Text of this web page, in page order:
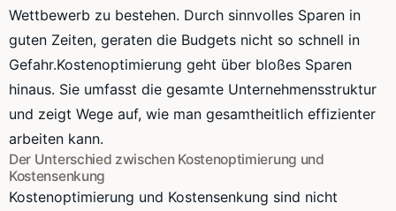
Wettbewerb zu bestehen. Durch sinnvolles Sparen in
guten Zeiten, geraten die Budgets nicht so schnell in
Gefahr.Kostenoptimierung geht über bloßes Sparen
hinaus. Sie umfasst die gesamte Unternehmensstruktur
und zeigt Wege auf, wie man gesamtheitlich effizienter
arbeiten kann.
Der Unterschied zwischen Kostenoptimierung und
Kostensenkung
Kostenoptimierung und Kostensenkung sind nicht